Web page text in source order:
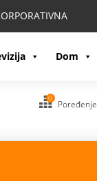
Dom
0
Poređenje